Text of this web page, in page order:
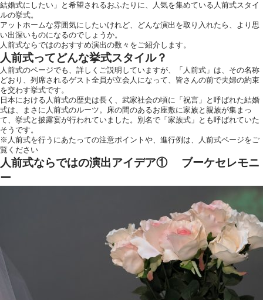
ご不明な点やご相
お気軽にお問い合せ
お問合せ ・
ブライダルフ
ホテル椿山
結婚式にしたい」と希望されるおふたりに、人気を集めている人前式スタイ
ルの挙式。
アットホームな雰囲気にしたいけれど、どんな演出を取り入れたら、より思
い出深いものになるのでしょうか。
人前式ならではのおすすめ演出の数々をご紹介します。
人前式ってどんな挙式スタイル？
人前式のページでも、詳しくご説明していますが、「 人前式 」は、その名称
どおり、列席されるゲスト全員が立会人になって、皆さんの前で夫婦の約束
を交わす挙式です。
日本における人前式の歴史は長く、武家社会の頃に「祝言」と呼ばれた結婚
式は、まさに人前式のルーツ。床の間のあるお座敷に家族と親族が集まっ
て、挙式と披露宴が行われていました。別名で「家族式」とも呼ばれていた
そうです。
※人前式を行うにあたっての注意ポイントや、進行例は、
人前式ページをご
覧ください
人前式ならではの演出アイデア① ブーケセレモニ
ー